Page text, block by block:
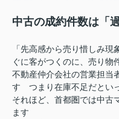
中古の成約件数は「
「先高感から売り惜しみ
ぐに客がつくのに、売り物
不動産仲介会社の営業担当
す つまり在庫不足だとい
それほど、首都圏では中古
ます